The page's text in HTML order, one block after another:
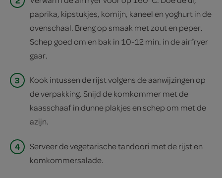
paprika, kipstukjes, komijn, kaneel en yoghurt in de
ovenschaal. Breng op smaak met zout en peper.
Schep goed om en bak in 10-12 min. in de airfryer
gaar.
3
Kook intussen de rijst volgens de aanwijzingen op
de verpakking. Snijd de komkommer met de
kaasschaaf in dunne plakjes en schep om met de
azijn.
4
Serveer de vegetarische tandoori met de rijst en
komkommersalade.